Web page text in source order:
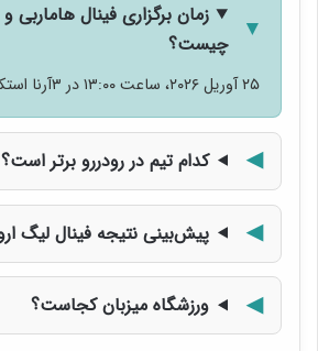
زمان برگزاری فینال هاماربی
چیست؟
۲۵ آوریل ۲۰۲۶، ساعت ۱۳:۰۰ در ۳آرنا استکهلم.
کدام تیم در رودررو برتر است؟
پیش‌بینی نتیجه فینال لیگ
ورزشگاه میزبان کجاست؟